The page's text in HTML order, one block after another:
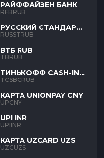
РАЙФФАЙЗЕН БАНК
RFBRUB
РУССКИЙ СТАНДАРТ
RUB
RUSSTRUB
ВТБ RUB
TBRUB
ТИНЬКОФФ CASH-IN
RUB
TCSBCRUB
КАРТА UNIONPAY CNY
UPCNY
UPI INR
UPIINR
КАРТА UZCARD UZS
UZCUZS